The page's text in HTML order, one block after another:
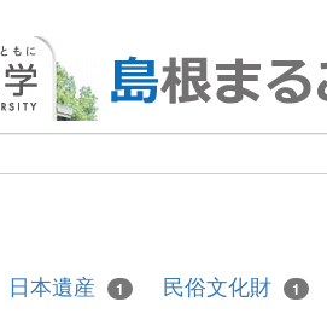
日本遺産 1 民俗文化財 1